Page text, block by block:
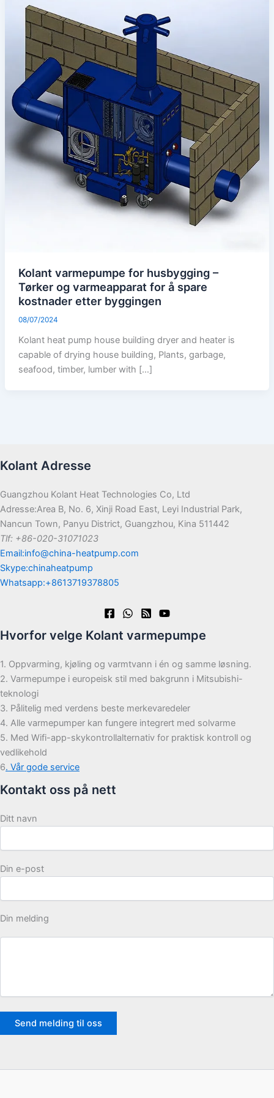
Kolant varmepumpe for husbygging –
Tørker og varmeapparat for å spare
kostnader etter byggingen
08/07/2024
Kolant heat pump house building dryer and heater is
capable of drying house building, Plants, garbage,
seafood, timber, lumber with […]
Kolant Adresse
Guangzhou Kolant Heat Technologies Co, Ltd
Adresse:Area B, No. 6, Xinji Road East, Leyi Industrial Park,
Nancun Town, Panyu District, Guangzhou, Kina 511442
Tlf: +86-020-31071023
Email:info@china-heatpump.com
Skype:chinaheatpump
Whatsapp:+8613719378805
Hvorfor velge Kolant varmepumpe
1. Oppvarming, kjøling og varmtvann i én og samme løsning.
2. Varmepumpe i europeisk stil med bakgrunn i Mitsubishi-
teknologi
3. Pålitelig med verdens beste merkevaredeler
4. Alle varmepumper kan fungere integrert med solvarme
5. Med Wifi-app-skykontrollalternativ for praktisk kontroll og
vedlikehold
6. Vår gode service
Kontakt oss på nett
Ditt navn
Din e-post
Din melding